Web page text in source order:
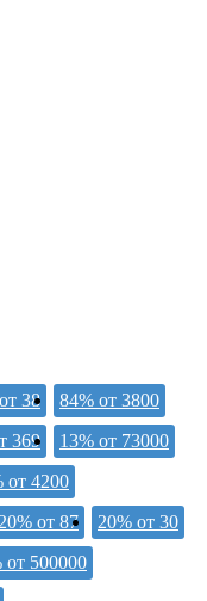
38
84% от 3800
369
13% от 73000
от 4200
от 87
20% от 30
от 500000